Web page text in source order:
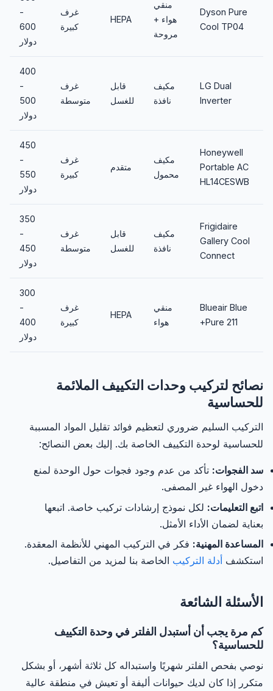
Dyson Pure
Cool TP04
منقي
هواء +
مروحة
HEPA
غرف
كبيرة
-
600
دولار
LG Dual
Inverter
مكيف
نافذة
قابل
للغسل
غرف
متوسطة
400
-
500
دولار
Honeywell
Portable AC
HL14CESWB
مكيف
محمول
متقدم
غرف
كبيرة
450
-
550
دولار
Frigidaire
Gallery Cool
Connect
مكيف
نافذة
قابل
للغسل
غرف
متوسطة
350
-
450
دولار
Blueair Blue
Pure 211+
منقي
هواء
HEPA
غرف
كبيرة
300
-
400
دولار
نصائح لتركيب وحدات التكييف الملائمة
للحساسية
التركيب السليم ضروري لتعظيم فوائد تقليل المواد المسببة
للحساسية لوحدة التكييف الخاصة بك. إليك بعض النصائح:
سد الفجوات: تأكد من عدم وجود فجوات حول الوحدة لمنع
دخول الهواء غير المصفى.
اتبع التعليمات: لكل نموذج إرشادات تركيب خاصة. اتبعها
بعناية لضمان الأداء الأمثل.
المساعدة المهنية: فكر في التركيب المهني للأنظمة المعقدة.
استكشف أدلة التركيب الخاصة بنا لمزيد من التفاصيل.
الأسئلة الشائعة
كم مرة يجب أن أستبدل الفلتر في وحدة التكييف
للحساسية؟
نوصي بفحص الفلتر شهريًا واستبداله كل ثلاثة أشهر، أو بشكل
متكرر إذا كان لديك حيوانات أليفة أو تعيش في منطقة عالية